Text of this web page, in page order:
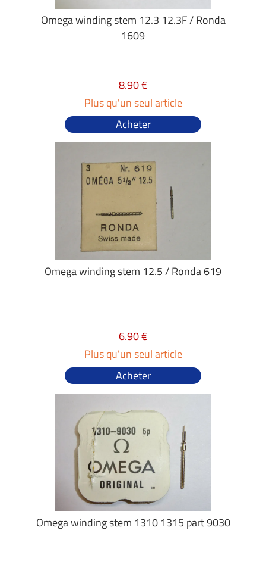
Omega winding stem 12.3 12.3F / Ronda
1609
8.90 €
Plus qu'un seul article
Acheter
Omega winding stem 12.5 / Ronda 619
6.90 €
Plus qu'un seul article
Acheter
Omega winding stem 1310 1315 part 9030